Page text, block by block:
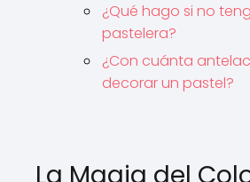
¿Qué hago si no
pastelera?
¿Con cuánta
decorar un pastel?